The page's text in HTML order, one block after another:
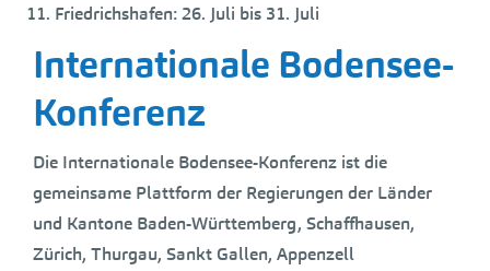
Friedrichshafen: 26. Juli bis 31. Juli
Internationale Bodensee-
Konferenz
Die Internationale Bodensee-Konferenz ist die
gemeinsame Plattform der Regierungen der Länder
und Kantone Baden-Württemberg, Schaffhausen,
Zürich, Thurgau, Sankt Gallen, Appenzell